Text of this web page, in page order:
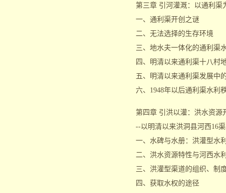
第三章 引河灌溉：以通利渠
一、通利渠开创之谜
二、无法选择的生存环境
三、地水夫一体化的通利渠
四、明清以来通利渠十八村
五、明清以来通利渠发展中
六、1948年以后通利渠水利
第四章 引洪以灌：洪水资源
--以明清以来洪洞县河西16
一、水碑与水册：洪灌型水
二、洪水资源特性与河西水
三、洪灌型渠道的组织、制
四、获取水权的途径